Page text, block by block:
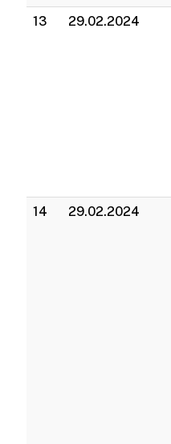
13 29.02.2024
14 29.02.2024